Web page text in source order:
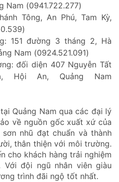
Nam (0941.722.277)
Tông, An Phú, Tam Kỳ,
151 đường 3 tháng 2, Hà
Nam (0924.521.091)
đối diện 407 Nguyễn Tất
Hội An, Quảng Nam
Quảng Nam qua các đại lý
về nguồn gốc xuất xứ của
nhũ đạt chuẩn và thành
thân thiện với môi trường.
cho khách hàng trải nghiệm
đội ngũ nhân viên giàu
trình đãi ngộ tốt nhất.